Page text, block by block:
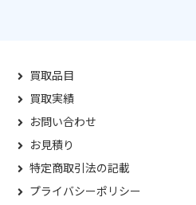
買取品目
買取実績
お問い合わせ
お見積り
特定商取引法の記載
プライバシーポリシー